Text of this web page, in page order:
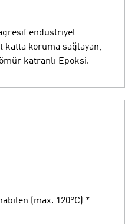
endüstriyel
katta koruma sağlayan,
katranlı Epoksi.
(max. 120°C) *